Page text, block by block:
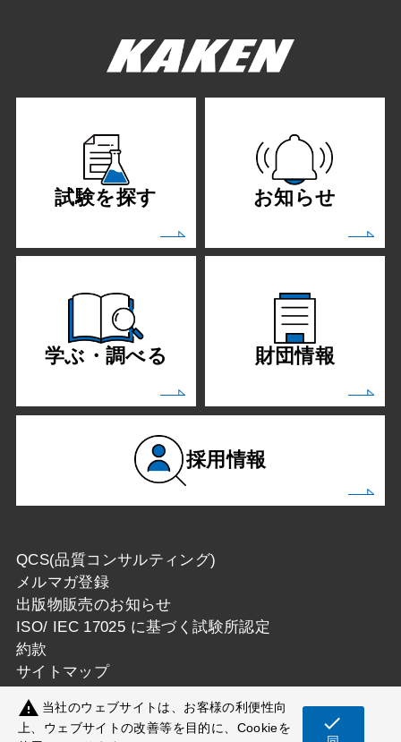
試験を探す お知らせ
学ぶ・調べる 財団情報
採用情報
QCS(品質コンサルティング)
メルマガ登録
出版物販売のお知らせ
ISO/ IEC 17025 に基づく試験所認定
約款
サイトマップ
warning 当社のウェブサイトは、お客様の利便性向
上、ウェブサイトの改善等を目的に、Cookieを
check